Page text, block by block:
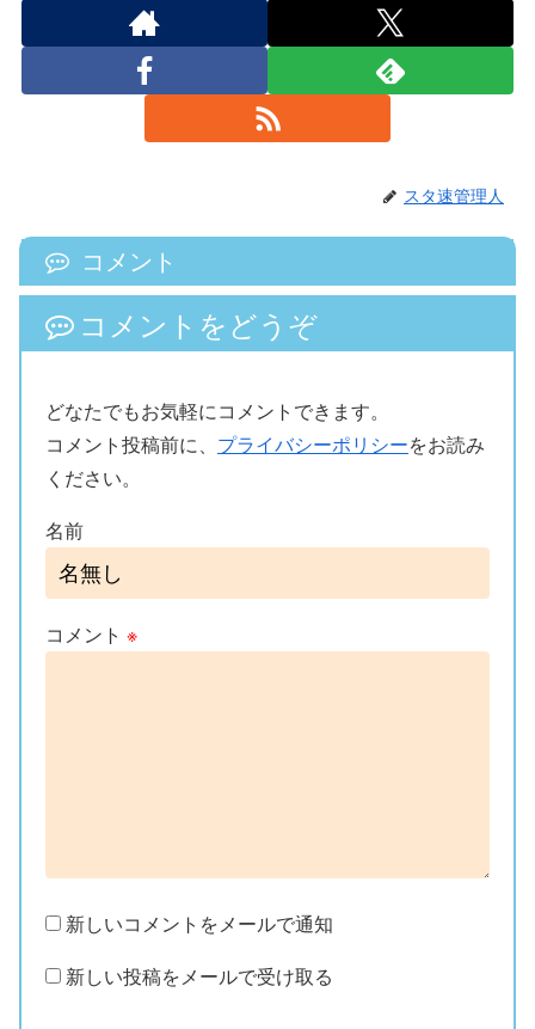
スタ速管理人
コメント
コメントをどうぞ
どなたでもお気軽にコメントできます。
コメント投稿前に、 プライバシーポリシーをお読み
ください。
名前
コメント ※
新しいコメントをメールで通知
新しい投稿をメールで受け取る